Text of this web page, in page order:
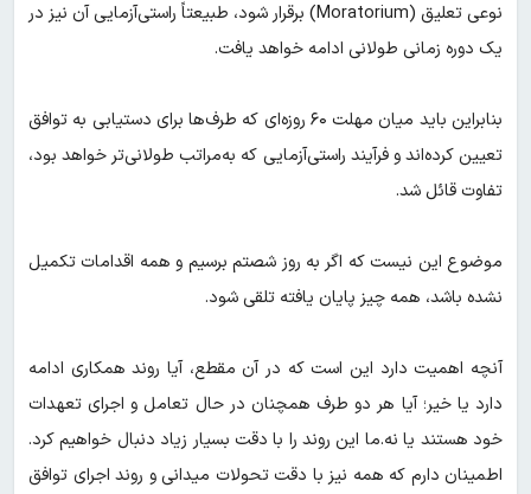
نوعی تعلیق (Moratorium) برقرار شود، طبیعتاً راستی‌آزمایی آن نیز در
یک دوره زمانی طولانی ادامه خواهد یافت.
بنابراین باید میان مهلت ۶۰ روزه‌ای که طرف‌ها برای دستیابی به توافق
تعیین کرده‌اند و فرآیند راستی‌آزمایی که به‌مراتب طولانی‌تر خواهد بود،
تفاوت قائل شد.
موضوع این نیست که اگر به روز شصتم برسیم و همه اقدامات تکمیل
نشده باشد، همه چیز پایان یافته تلقی شود.
آنچه اهمیت دارد این است که در آن مقطع، آیا روند همکاری ادامه
دارد یا خیر؛ آیا هر دو طرف همچنان در حال تعامل و اجرای تعهدات
خود هستند یا نه.ما این روند را با دقت بسیار زیاد دنبال خواهیم کرد.
اطمینان دارم که همه نیز با دقت تحولات میدانی و روند اجرای توافق